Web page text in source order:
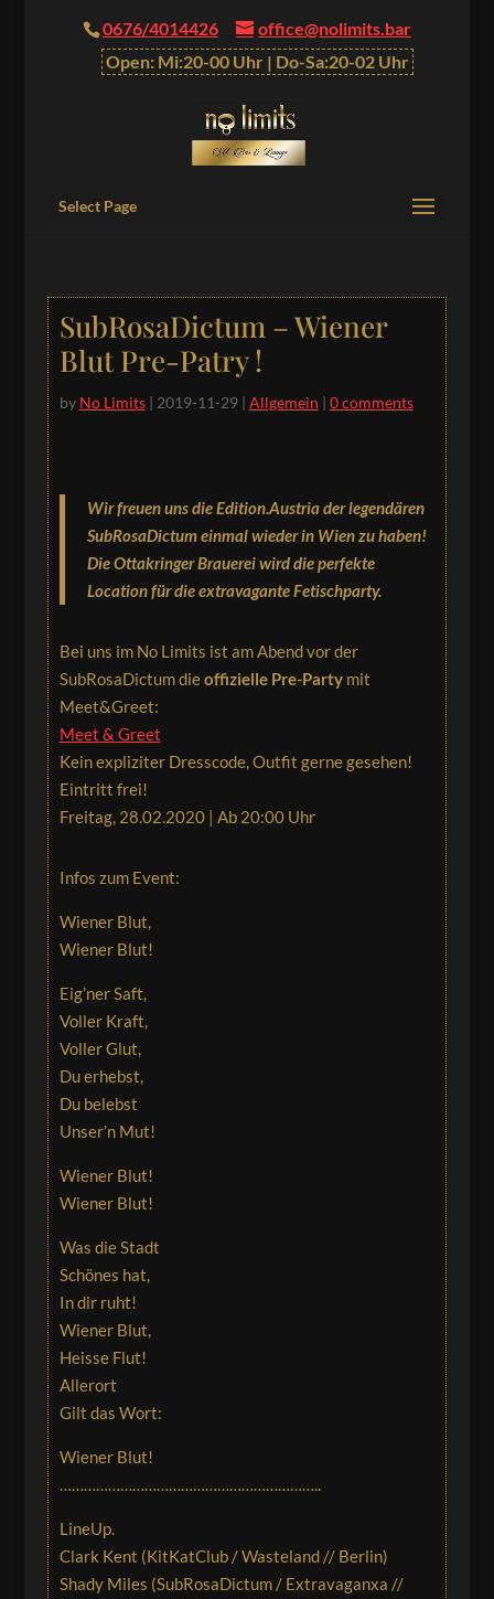
0676/4014426
office@nolimits.bar
Open: Mi:20-00 Uhr | Do-Sa:20-02 Uhr
Select Page
SubRosaDictum – Wiener
Blut Pre-Patry !
by No Limits| 2019-11-29| Allgemein | 0 comments
Wir freuen uns die Edition.Austria der legendären
SubRosaDictum einmal wieder in Wien zu haben!
Die Ottakringer Brauerei wird die perfekte
Location für die extravagante Fetischparty.
Bei uns im No Limits ist am Abend vor der
SubRosaDictum dieoffizielle Pre-Partymit
Meet&Greet:
Meet & Greet
Kein expliziter Dresscode, Outfit gerne gesehen!
Eintritt frei!
Freitag, 28.02.2020 | Ab 20:00 Uhr
Infos zum Event:
Wiener Blut,
Wiener Blut!
Eig’ner Saft,
Voller Kraft,
Voller Glut,
Du erhebst,
Du belebst
Unser’n Mut!
Wiener Blut!
Wiener Blut!
Was die Stadt
Schönes hat,
In dir ruht!
Wiener Blut,
Heisse Flut!
Allerort
Gilt das Wort:
Wiener Blut!
………………………………………………………..
LineUp.
Clark Kent (KitKatClub / Wasteland // Berlin)
Shady Miles (SubRosaDictum / Extravaganxa //